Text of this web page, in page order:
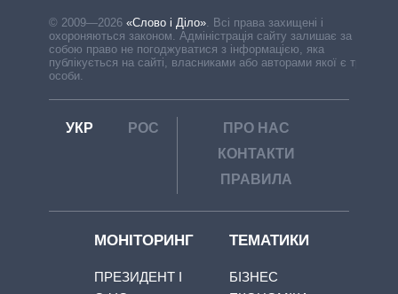
© 2009—2026 «Слово і Діло» Всі права захищені і
охороняються законом. Адміністрація сайту залишає за
собою право не погоджуватися з інформацією, яка
публікується на сайті, власниками або авторами якої є треті
особи.
УКР РОС
ПРО НАС
КОНТАКТИ
ПРАВИЛА
МОНІТОРИНГ
ПРЕЗИДЕНТ І
ТЕМАТИКИ
БІЗНЕС